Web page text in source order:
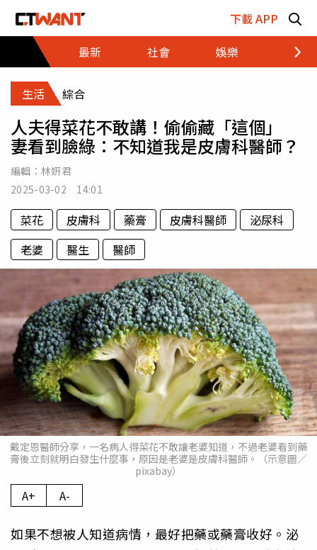
下載 APP
最新
社會 娛樂 財經
生活 綜合
人夫得菜花不敢講！偷偷藏「這個」
妻看到臉綠：不知道我是皮膚科醫師？
編輯： 林姸君
2025-03-02 14:01
菜花 皮膚科 藥膏 皮膚科醫師
泌尿科
老婆
醫生 醫師
戴定恩醫師分享，一名病人得菜花不敢讓老婆知道，不過老婆看到藥
膏後立刻就明白發生什麼事，原因是老婆是皮膚科醫師。（示意圖／
pixabay）
A+ A-
如果不想被人知道病情，最好把藥或藥膏收好。泌